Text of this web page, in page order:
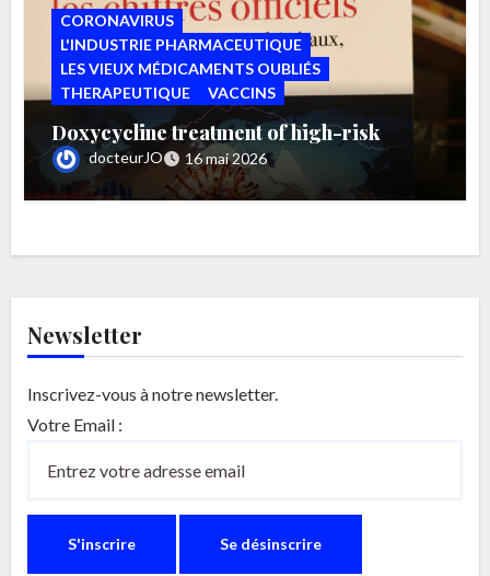
CORONAVIRUS
L'INDUSTRIE PHARMACEUTIQUE
LES VIEUX MÉDICAMENTS OUBLIÉS
THERAPEUTIQUE
VACCINS
Doxycycline treatment of high-risk
COVID-19-positive patients with
comorbid pulmonary disease (Un article
paru sur Pubmed en septembre 2020 –
docteurJO 16 mai 2026
Newsletter
Inscrivez-vous à notre newsletter.
Votre Email :